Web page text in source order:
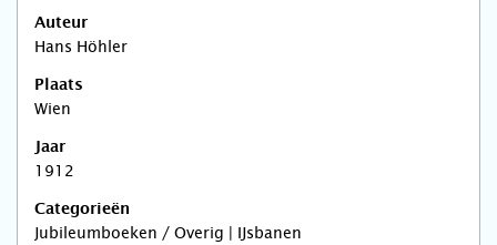
Auteur
Hans Höhler
Plaats
Wien
Jaar
1912
Categorieën
Jubileumboeken / Overig | IJsbanen